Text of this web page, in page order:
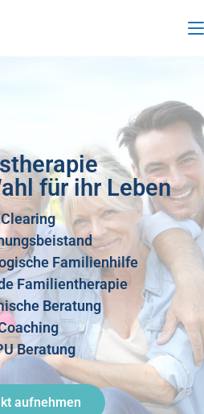
für ihr Leben
Clearing
Familienhilfe
Familientherapie
Beratung
Beratung
aufnehmen